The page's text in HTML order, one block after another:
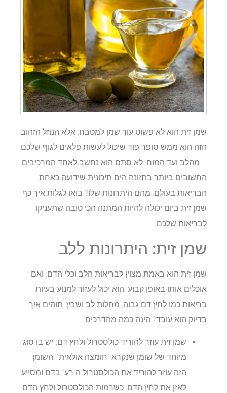
שמן זית הוא לא פשוט עוד שמן למטבח, אלא הנוזל הזהוב
הזה הוא ממש סופר פוד שיכול לעשות פלאים לגוף שלכם
– מהלב ועד המוח. לא סתם הוא נחשב לאחד המרכיבים
החשובים ביותר בתזונה הים תיכונית שידועה כאחת
הבריאות בעולם. מהם היתרונות שלו? בואו לגלות איך כף
שמן זית ביום יכולה להיות המתנה הכי טובה שתעניקו
לבריאות שלכם!
שמן זית: היתרונות ללב
שמן זית הוא באמת מצוין לבריאות הלב וכלי הדם, ואם
אוכלים אותו באופן קבוע, הוא יכול לעזור למנוע בעיות
בריאות כמו לחץ דם גבוה, מחלות לב ושבץ. תוהים איך
בדיוק הוא עובד? הינה כמה מהדרכים:
שמן זית עוזר להוריד כולסטרול ולחץ דם:יש בו סוג
מיוחד של שומן שנקרא "חומצה אולאית". השומן
הזה עוזר להוריד את הכולסטרול ה"רע" בדם ומסייע
לאזן את לחץ הדם. כשרמות הכולסטרול ולחץ הדם